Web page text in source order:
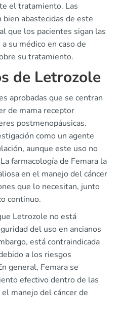
el tratamiento. Las
bien abastecidas de este
que los pacientes sigan las
su médico en caso de
su tratamiento.
de Letrozole
aprobadas que se centran
de mama receptor
postmenopáusicas.
como un agente
aunque este uso no
farmacología de Femara la
en el manejo del cáncer
que lo necesitan, junto
continuo.
Letrozole no está
del uso en ancianos
está contraindicada
a los riesgos
general, Femara se
efectivo dentro de las
manejo del cáncer de